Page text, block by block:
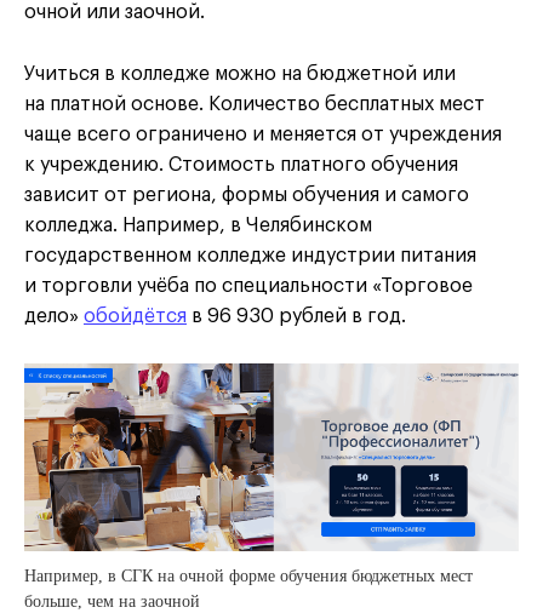
очной или заочной.
Учиться в колледже можно на бюджетной или
на платной основе. Количество бесплатных мест
чаще всего ограничено и меняется от учреждения
к учреждению. Стоимость платного обучения
зависит от региона, формы обучения и самого
колледжа. Например, в Челябинском
государственном колледже индустрии питания
и торговли учёба по специальности «Торговое
дело» обойдётся в 96 930 рублей в год.
Например, в СГК на очной форме обучения бюджетных мест
больше, чем на заочной